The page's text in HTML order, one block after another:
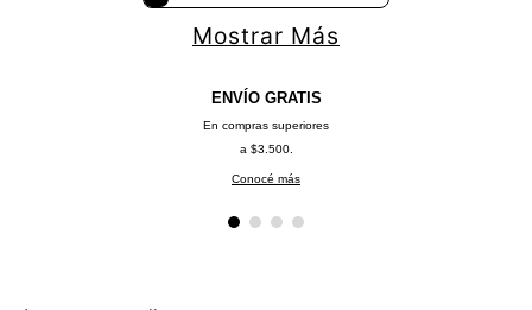
Mostrar Más
ENVÍO GRATIS
En compras superiores
a $3.500.
Conocé más